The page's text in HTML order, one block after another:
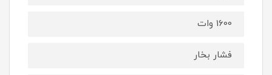
1600 وات
فشار بخار